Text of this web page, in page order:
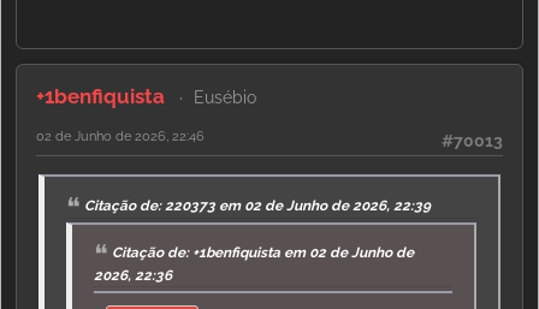
+1benfiquista Eusébio
#70013
02 de Junho de 2026, 22:46
Citação de: 220373 em 02 de Junho de 2026, 22:39
Citação de: +1benfiquista em 02 de Junho de
2026, 22:36